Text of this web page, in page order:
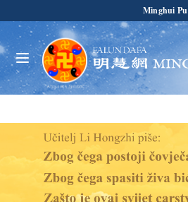
Minghui